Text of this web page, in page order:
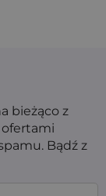
bieżąco z
Bądź z